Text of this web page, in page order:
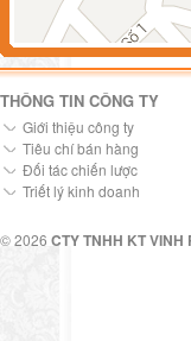
THÔNG TIN CÔNG TY
Giới thiệu công ty
Tiêu chí bán hàng
Đối tác chiến lược
Triết lý kinh doanh
© 2026 CTY TNHH KT VINH